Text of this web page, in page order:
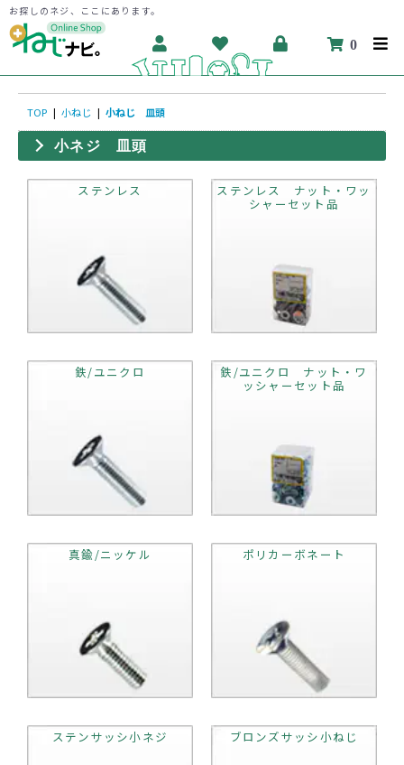
お探しのネジ、ここにあります。
0
TOP | 小ねじ | 小ねじ 皿頭
小ネジ 皿頭
ステンレス ステンレス ナット・ワッ
シャーセット品
鉄/ユニクロ 鉄/ユニクロ ナット・ワ
ッシャーセット品
真鍮/ニッケル ポリカーボネート
ステンサッシ小ネジ ブロンズサッシ小ねじ